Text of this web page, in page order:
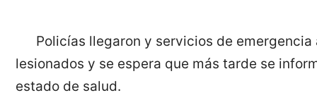
Policías llegaron y servicios de emergencia
lesionados y se espera que más tarde se
estado de salud.